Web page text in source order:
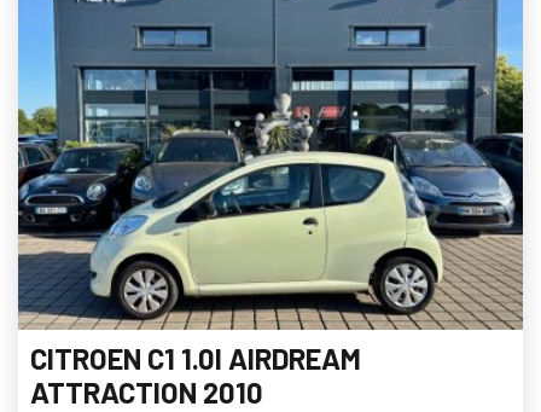
CITROEN C1 1.0I AIRDREAM
ATTRACTION 2010